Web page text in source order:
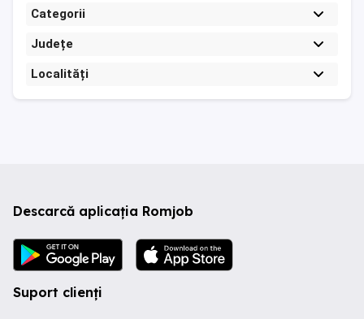
Categorii
Județe
Localități
Descarcă aplicația Romjob
Suport clienți